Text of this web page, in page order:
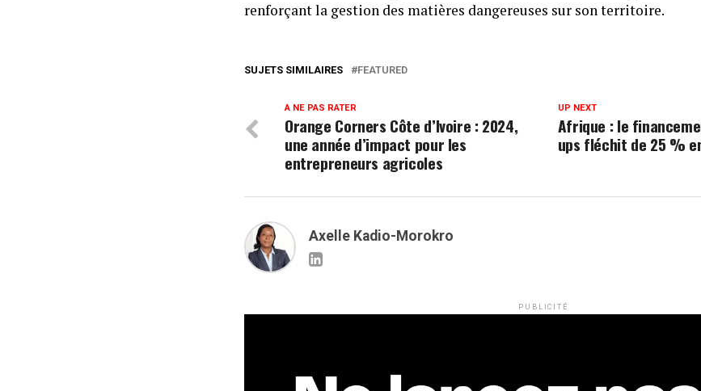
renforçant la gestion des matières dangereuses sur son territoire.
SUJETS SIMILAIRES FEATURED
UP NEXT
Afrique : le
ups fléchit de 25 %
A NE PAS RATER
Orange Corners Côte d’Ivoire : 2024,
une année d’impact pour les
entrepreneurs agricoles
Axelle Kadio-Morokro
PUBLICITÉ